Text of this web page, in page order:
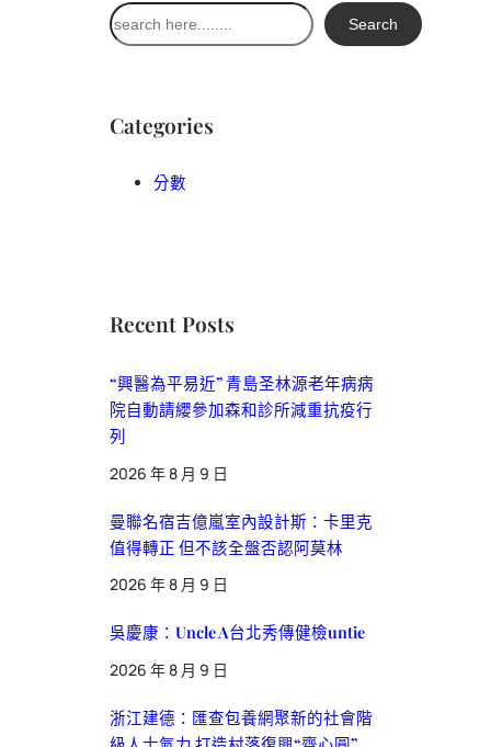
搜
尋
Search
Categories
分數
Recent Posts
“興醫為平易近” 青島圣林源老年病病
院自動請纓參加森和診所減重抗疫行
列
2026 年 8 月 9 日
曼聯名宿吉億嵐室內設計斯：卡里克
值得轉正 但不該全盤否認阿莫林
2026 年 8 月 9 日
吳慶康：Uncle A台北秀傳健檢untie
2026 年 8 月 9 日
浙江建德：匯查包養網聚新的社會階